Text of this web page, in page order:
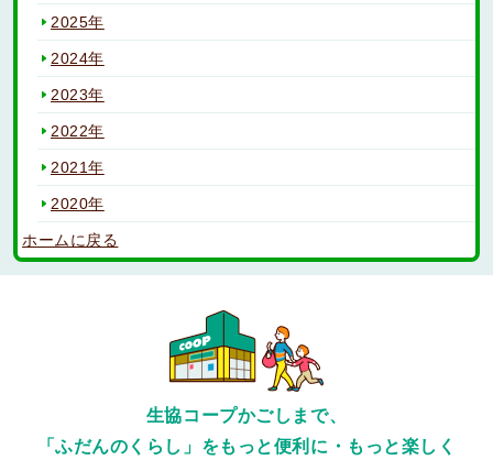
2025年
2024年
2023年
2022年
2021年
2020年
ホームに戻る
生協コープかごしまで、
「ふだんのくらし」をもっと便利に・もっと楽しく